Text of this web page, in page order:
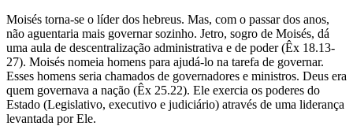
Moisés torna-se o líder dos hebreus. Mas, com o passar dos anos,
não aguentaria mais governar sozinho. Jetro, sogro de Moisés, dá
uma aula de descentralização administrativa e de poder (Êx 18.13-
27). Moisés nomeia homens para ajudá-lo na tarefa de governar.
Esses homens seria chamados de governadores e ministros. Deus era
quem governava a nação (Êx 25.22). Ele exercia os poderes do
Estado (Legislativo, executivo e judiciário) através de uma liderança
levantada por Ele.